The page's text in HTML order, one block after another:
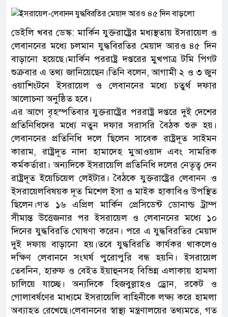
ডেইলি খবর ডেস্ক: মার্কিন যুক্তরাষ্ট্রের মধ্যস্থতায় ইসরায়েল ও
লেবাননের মধ্যে চলমান যুদ্ধবিরতির মেয়াদ আরও ৪৫ দিন
বাড়ানো হয়েছে।মার্কিন পররাষ্ট্র দপ্তরের মুখপাত্র টমি পিগট
শুক্রবার এ তথ্য জানিয়েছেন।তিনি বলেন, আগামী ২ ও ৩ জুন
ওয়াশিংটনে ইসরায়েল ও লেবাননের মধ্যে চতুর্থ দফার
আলোচনা অনুষ্ঠিত হবে।
এর আগে বৃহস্পতিবার যুক্তরাষ্ট্রের পররাষ্ট্র দপ্তরে দুই দেশের
প্রতিনিধিদের মধ্যে নতুন দফার সরাসরি বৈঠক শুরু হয়।
লেবাননের প্রতিনিধি দলে ছিলেন সাবেক রাষ্ট্রদূত সাইমন
কারাম, রাষ্ট্রদূত নাদা হামাদেহ মুআওয়াদ এবং সামরিক
কর্মকর্তারা। অন্যদিকে ইসরায়েলি প্রতিনিধি দলের নেতৃত্ব দেন
রাষ্ট্রদূত ইয়েচিয়েল লেইটার। বৈঠকে যুক্তরাষ্ট্রের লেবানন ও
ইসরায়েলবিষয়ক দূত মিশেল ইসা ও মাইক হাকাবিও উপস্থিত
ছিলেন।গত ১৬ এপ্রিল মার্কিন প্রেসিডেন্ট ডোনাল্ড ট্রাম্প
সীমান্ত উত্তেজনার পর ইসরায়েল ও লেবাননের মধ্যে ১০
দিনের যুদ্ধবিরতি ঘোষণা করেন। পরে এ যুদ্ধবিরতির মেয়াদ
দুই দফায় বাড়ানো হয়।তবে যুদ্ধবিরতি কার্যকর থাকলেও
দক্ষিণ লেবাননে সংঘর্ষ পুরোপুরি বন্ধ হয়নি। ইসরায়েল
তেবনিন, হারুফ ও বেইত ইয়াহুনসহ বিভিন্ন এলাকায় হামলা
চালিয়ে যাচ্ছে। অন্যদিকে হিজবুল্লাহও ড্রোন, রকেট ও
গোলাবর্ষণের মাধ্যমে ইসরায়েলি বাহিনীকে লক্ষ্য করে হামলা
অব্যাহত রেখেছে।লেবাননের স্বাস্থ্য মন্ত্রণালয়ের তথ্যমতে, গত